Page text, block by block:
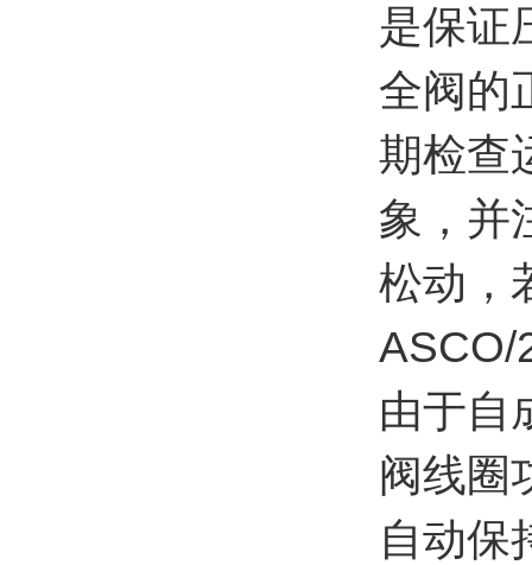
是保证
全阀的
期检查
象，并
松动，
ASCO/
由于自
阀线圈
自动保